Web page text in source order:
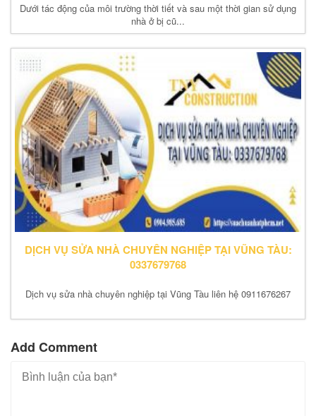
Dưới tác động của môi trường thời tiết và sau một thời gian sử dụng
nhà ở bị cũ...
DỊCH VỤ SỬA NHÀ CHUYÊN NGHIỆP TẠI VŨNG TÀU:
0337679768
Dịch vụ sửa nhà chuyên nghiệp tại Vũng Tàu liên hệ 0911676267
Add Comment